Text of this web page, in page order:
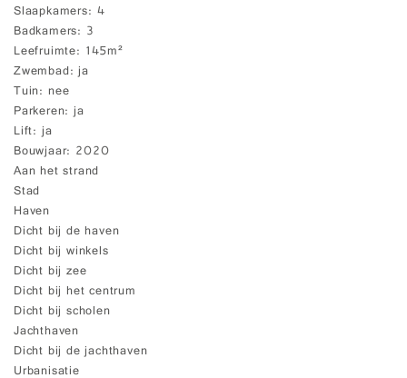
Slaapkamers 4
Badkamers 3
Leefruimte 145m²
Zwembad ja
Tuin nee
Parkeren ja
Lift ja
Bouwjaar 2020
Aan het strand
Stad
Haven
Dicht bij de haven
Dicht bij winkels
Dicht bij zee
Dicht bij het centrum
Dicht bij scholen
Jachthaven
Dicht bij de jachthaven
Urbanisatie